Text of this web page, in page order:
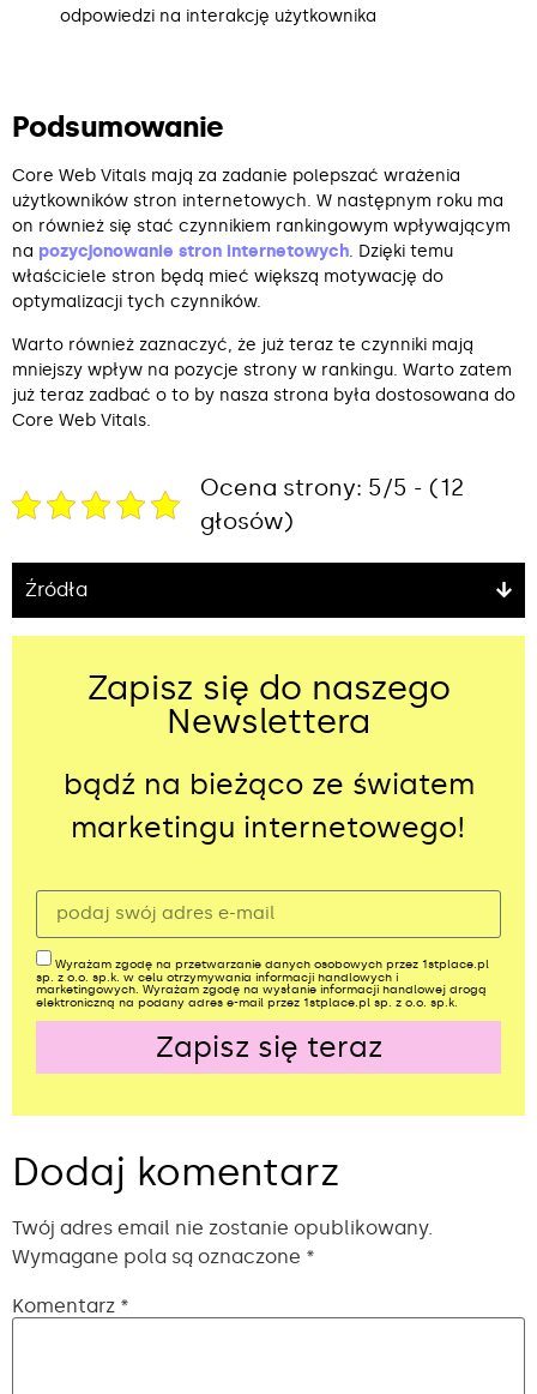
odpowiedzi na interakcję użytkownika
Podsumowanie
Core Web Vitals mają za zadanie polepszać wrażenia
użytkowników stron internetowych. W następnym roku ma
on również się stać czynnikiem rankingowym wpływającym
na pozycjonowanie stron internetowych. Dzięki temu
właściciele stron będą mieć większą motywację do
optymalizacji tych czynników.
Warto również zaznaczyć, że już teraz te czynniki mają
mniejszy wpływ na pozycje strony w rankingu. Warto zatem
już teraz zadbać o to by nasza strona była dostosowana do
Core Web Vitals.
Ocena strony: 5/5 - (12
głosów)
Źródła
Zapisz się do naszego
Newslettera
bądź na bieżąco ze światem
marketingu internetowego!
Wyrażam zgodę na przetwarzanie danych osobowych przez 1stplace.pl
sp. z o.o. sp.k. w celu otrzymywania informacji handlowych i
marketingowych. Wyrażam zgodę na wysłanie informacji handlowej drogą
elektroniczną na podany adres e-mail przez 1stplace.pl sp. z o.o. sp.k.
Zapisz się teraz
Dodaj komentarz
Twój adres email nie zostanie opublikowany.
Wymagane pola są oznaczone *
Komentarz *